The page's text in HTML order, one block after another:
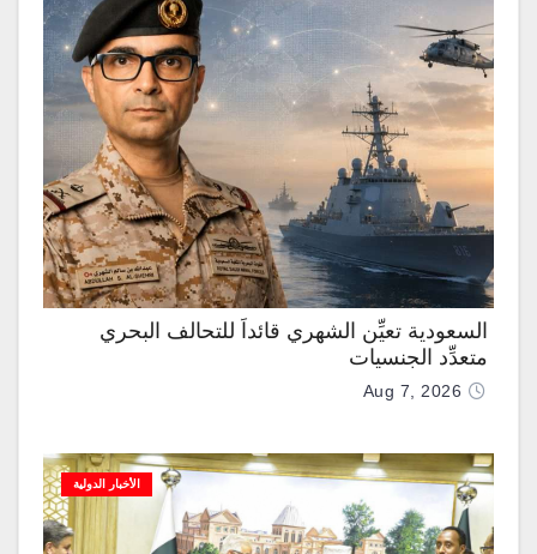
السعودية تعيِّن الشهري قائداً للتحالف البحري
متعدِّد الجنسيات
Aug 7, 2026
الأخبار الدولية